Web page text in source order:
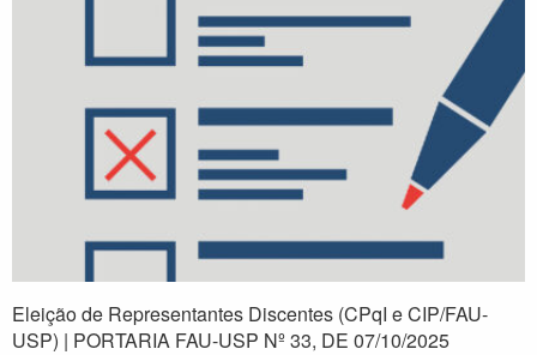
Eleição de Representantes Discentes (CPqI e CIP/FAU-
USP) | PORTARIA FAU-USP Nº 33, DE 07/10/2025